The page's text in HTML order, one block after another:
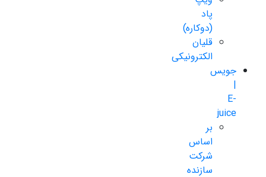
پاد
(دوکاره)
قلیان
الکترونیکی
جویس
|
E-
juice
بر
اساس
شرکت
سازنده